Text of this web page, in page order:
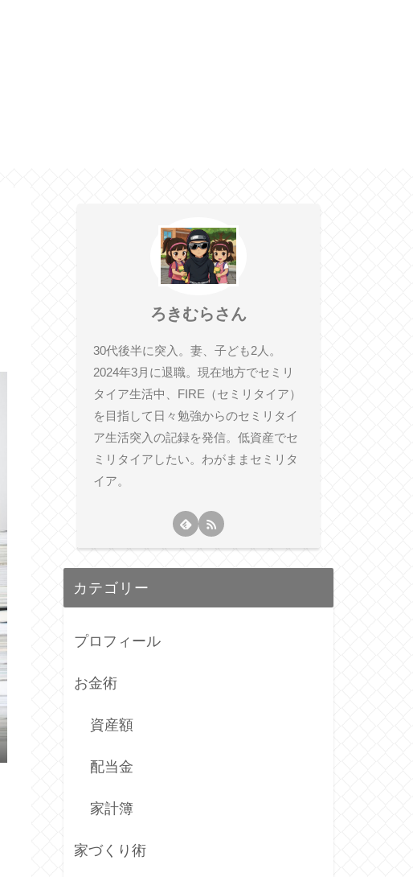
ろきむらさん
30代後半に突入。妻、子ども2人。
2024年3月に退職。現在地方でセミリ
タイア生活中、FIRE（セミリタイア）
を目指して日々勉強からのセミリタイ
ア生活突入の記録を発信。低資産でセ
ミリタイアしたい。わがままセミリタ
イア。
カテゴリー
プロフィール
お金術
資産額
配当金
家計簿
家づくり術